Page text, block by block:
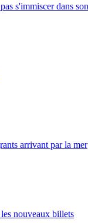
s'immiscer dans
arrivant par la mer
nouveaux billets